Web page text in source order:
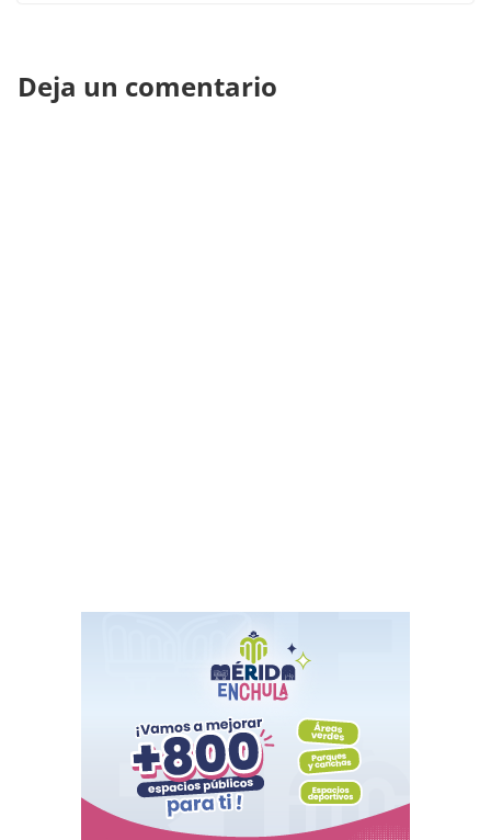
Deja un comentario